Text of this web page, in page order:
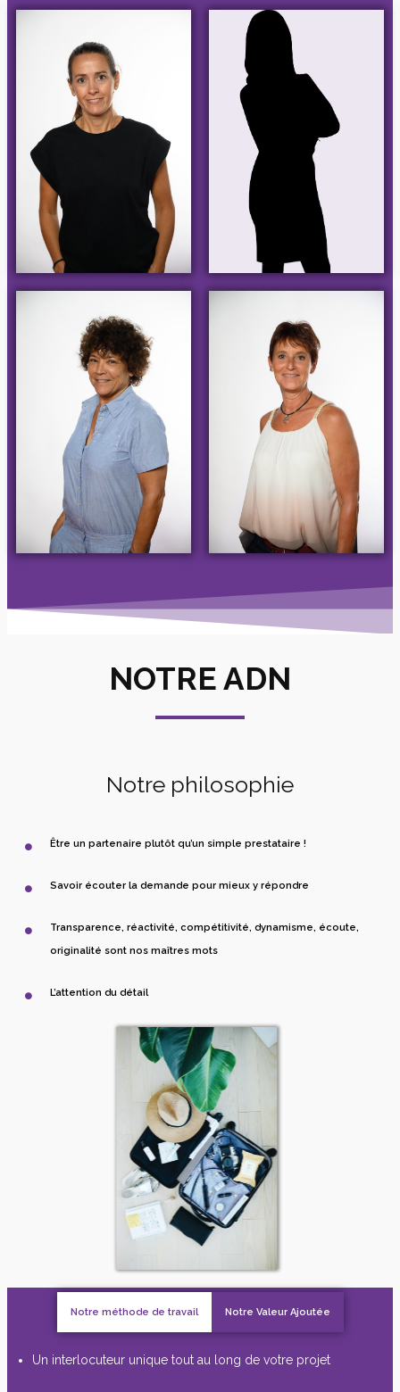
NOTRE ADN
Notre philosophie
Être un partenaire plutôt qu’un simple prestataire !
Savoir écouter la demande pour mieux y répondre
Transparence, réactivité, compétitivité, dynamisme, écoute,
originalité sont nos maîtres mots
L’attention du détail
Notre méthode de travail Notre Valeur Ajoutée
Un interlocuteur unique tout au long de votre projet